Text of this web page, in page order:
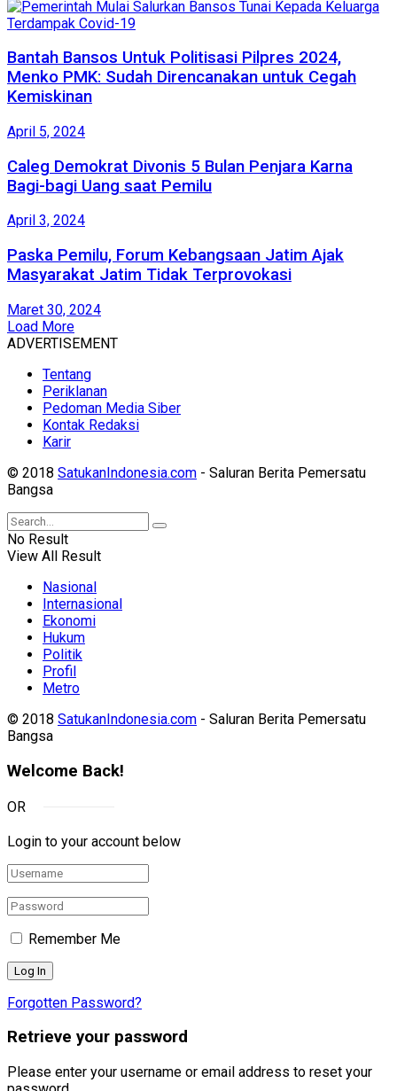
Bantah Bansos Untuk Politisasi Pilpres 2024,
Menko PMK: Sudah Direncanakan untuk Cegah
Kemiskinan
April 5, 2024
Caleg Demokrat Divonis 5 Bulan Penjara Karna
Bagi-bagi Uang saat Pemilu
April 3, 2024
Paska Pemilu, Forum Kebangsaan Jatim Ajak
Masyarakat Jatim Tidak Terprovokasi
Maret 30, 2024
Load More
ADVERTISEMENT
Tentang
Periklanan
Pedoman Media Siber
Kontak Redaksi
Karir
© 2018 SatukanIndonesia.com - Saluran Berita Pemersatu
Bangsa
No Result
View All Result
Nasional
Internasional
Ekonomi
Hukum
Politik
Profil
Metro
© 2018 SatukanIndonesia.com - Saluran Berita Pemersatu
Bangsa
Welcome Back!
OR
Login to your account below
Remember Me
Forgotten Password?
Retrieve your password
Please enter your username or email address to reset your